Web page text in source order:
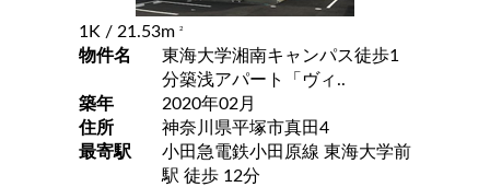
1K / 21.53m 2
物件名
東海大学湘南キャンパス徒歩1
分築浅アパート「ヴィ..
築年
2020年02月
住所
神奈川県平塚市真田4
最寄駅
小田急電鉄小田原線 東海大学前
駅 徒歩 12分